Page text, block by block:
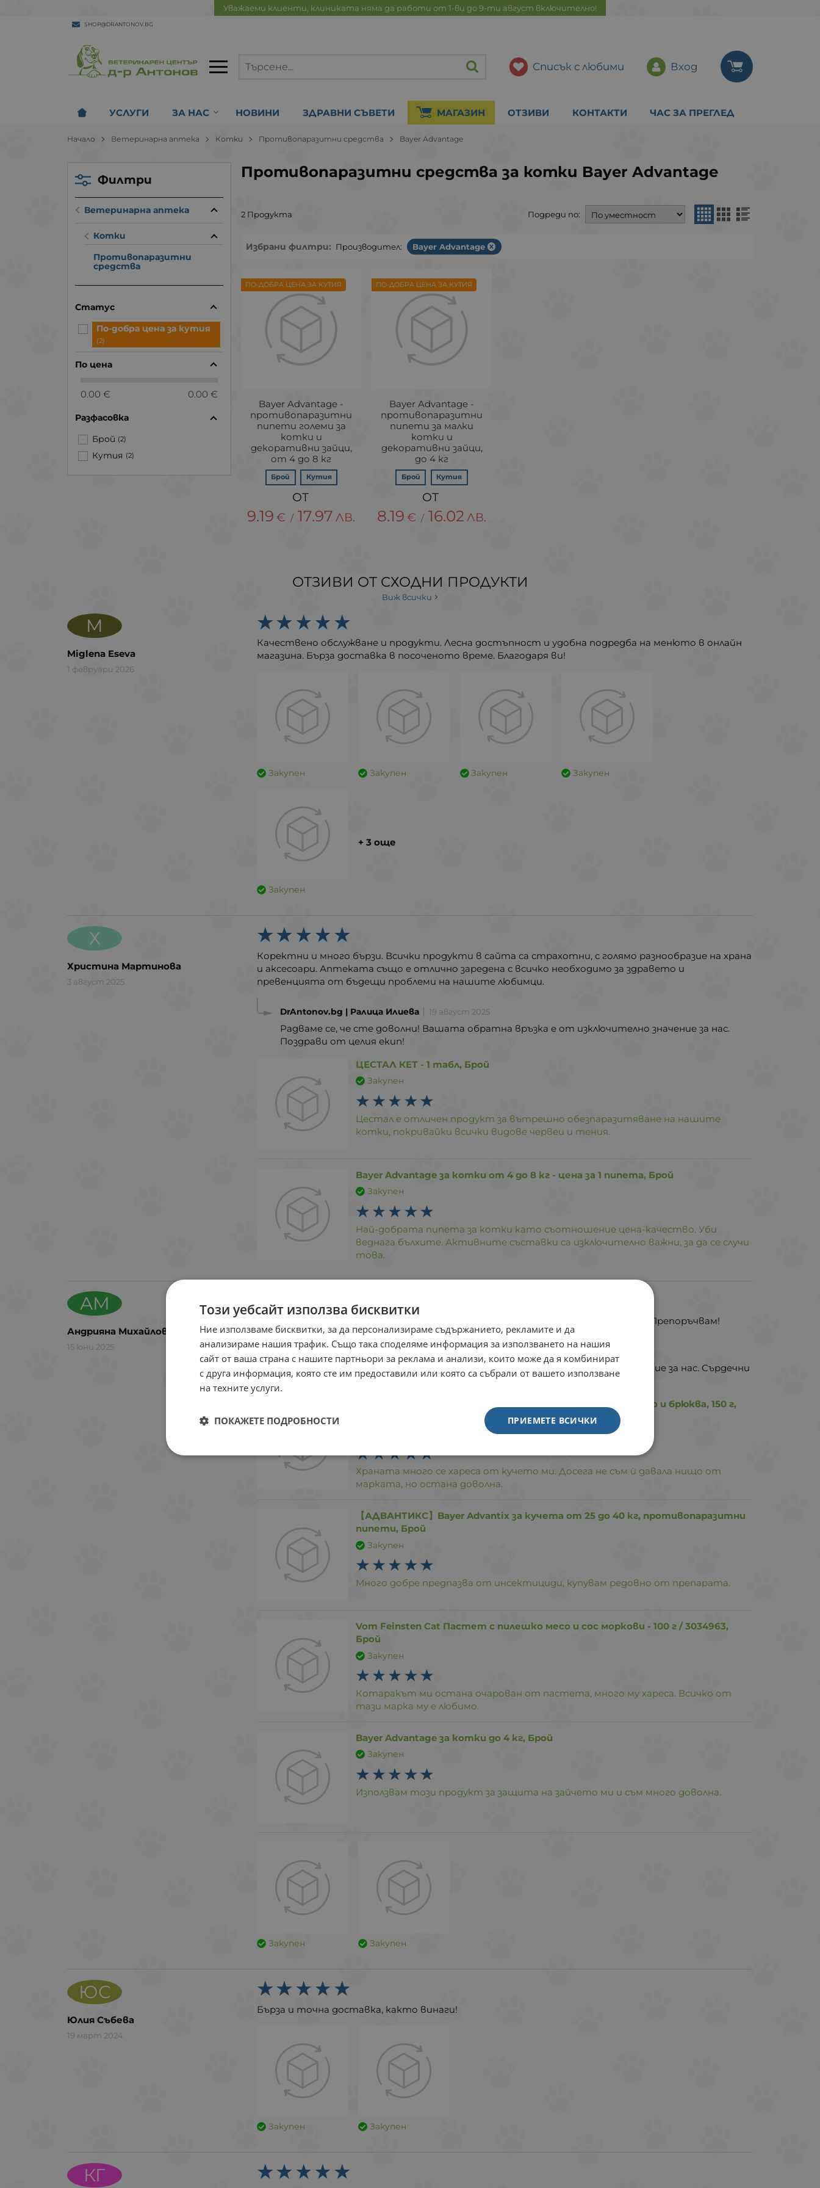
Уважаеми клиенти, клиниката няма да работи от 1-ви до 9-ти август включително!
SHOP@DRANTONOV.BG
Списък с любими Вход
УСЛУГИ ЗА НАС НОВИНИ ЗДРАВНИ СЪВЕТИ МАГАЗИН ОТЗИВИ КОНТАКТИ ЧАС ЗА ПРЕГЛЕД
Начало Ветеринарна аптека Котки Противопаразитни средства Bayer Advantage
Противопаразитни средства за котки Bayer Advantage
2 Продукта Подреди по:
Избрани филтри: Производител: Bayer Advantage
Bayer Advantage -
противопаразитни
пипети големи за
котки и
декоративни зайци,
от 4 до 8 кг
Брой Кутия
9.19 € / 17.97 ЛВ.
ПО-ДОБРА ЦЕНА ЗА КУТИЯ
Bayer Advantage -
противопаразитни
пипети за малки
котки и
декоративни зайци,
до 4 кг
Брой Кутия
8.19 € / 16.02 ЛВ.
ПО-ДОБРА ЦЕНА ЗА КУТИЯ
Филтри
Ветеринарна аптека
Котки
Противопаразитни
средства
Статус
По-добра цена за кутия
(2)
По цена
0.00 € 0.00 €
Разфасовка
Брой (2)
Кутия (2)
ОТЗИВИ ОТ СХОДНИ ПРОДУКТИ
Виж всички
M
Miglena Eseva
1 февруари 2026
Качествено обслужване и продукти. Лесна достъпност и удобна подредба на менюто в онлайн
магазина. Бърза доставка в посоченото време. Благодаря ви!
Закупен Закупен Закупен Закупен
Закупен
+ 3 още
Х
Христина Мартинова
3 август 2025
Коректни и много бързи. Всички продукти в сайта са страхотни, с голямо разнообразие на храна
и аксесоари. Аптеката също е отлично заредена с всичко необходимо за здравето и
превенцията от бъдещи проблеми на нашите любимци.
DrAntonov.bg | Ралица Илиева 19 август 2025
Радваме се, че сте доволни! Вашата обратна връзка е от изключително значение за нас.
Поздрави от целия екип!
ЦЕСТАЛ КЕТ - 1 табл, Брой
Закупен
Цестал е отличен продукт за вътрешно обезпаразитяване на нашите
котки, покривайки всички видове червеи и тения.
Bayer Advantage за котки oт 4 до 8 кг - цена за 1 пипета, Брой
Закупен
Най-добрата пипета за котки като съотношение цена-качество. Уби
веднага бълхите. Активните съставки са изключително важни, за да се случи
това.
АМ
Андрияна Михайлова
15 юни 2025
Много съм доволна от обслужването на сайта - лесно, бързо и на добри цени. Препоръчвам!
DrAntonov.bg | Ралица Илиева 7 юли 2025
Радваме се, че сте останали доволни! Вашето мнение е от голямо значение за нас. Сърдечни
поздрави от екипа!
Gran Carno Country - пастет за кучета, с говеждо, еленско и брюква, 150 г,
Храната много се хареса от кучето ми. Досега не съм ѝ давала нищо от
марката, но остана доволна.
【АДВАНТИКС】Bayer Advantix за кучета от 25 до 40 кг, противопаразитни
пипети, Брой
Закупен
Много добре предпазва от инсектициди, купувам редовно от препарата.
Vom Feinsten Cat Пастет с пилешко месо и сос моркови - 100 г / 3034963,
Брой
Закупен
Котаракът ми остана очарован от пастета, много му хареса. Всичко от
тази марка му е любимо.
Bayer Advantage за котки до 4 кг, Брой
Закупен
Използвам този продукт за защита на зайчето ми и съм много доволна.
Закупен Закупен
ЮС
Юлия Събева
19 март 2024
Бърза и точна доставка, както винаги!
Закупен Закупен
КГ
Този уебсайт използва бисквитки
Ние използваме бисквитки, за да персонализираме съдържанието, рекламите и да
анализираме нашия трафик. Също така споделяме информация за използването на нашия
сайт от ваша страна с нашите партньори за реклама и анализи, които може да я комбинират
с друга информация, която сте им предоставили или която са събрали от вашето използване
на техните услуги.
ПРИЕМЕТЕ ВСИЧКИ
ПОКАЖЕТЕ ПОДРОБНОСТИ